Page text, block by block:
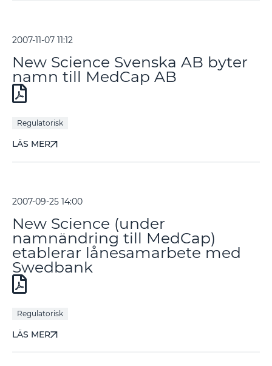
2007-11-07 11:12
New Science Svenska AB byter
namn till MedCap AB
Regulatorisk
LÄS MER
2007-09-25 14:00
New Science (under
namnändring till MedCap)
etablerar lånesamarbete med
Swedbank
Regulatorisk
LÄS MER